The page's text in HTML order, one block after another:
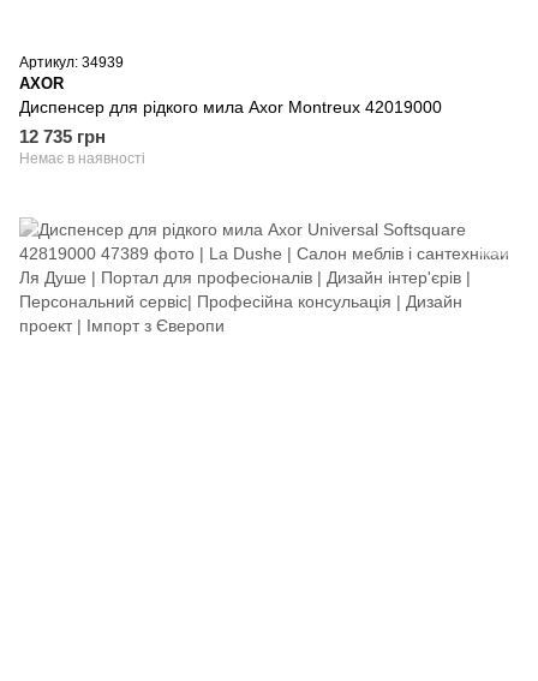
Артикул: 34939
AXOR
Диспенсер для рідкого мила Axor Montreux 42019000
12 735 грн
Немає в наявності